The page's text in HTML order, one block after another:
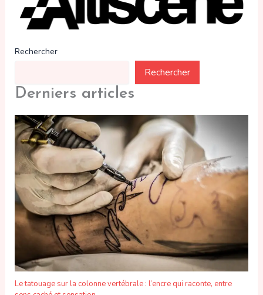
Rechercher
Rechercher
Derniers articles
Le tatouage sur la colonne vertébrale : l’encre qui raconte, entre